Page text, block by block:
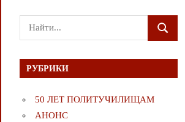
Поиск
для:
ПОИСК
РУБРИКИ
50 ЛЕТ ПОЛИТУЧИЛИЩАМ
АНОНС